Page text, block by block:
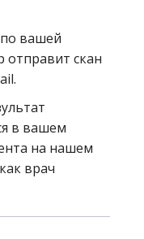
вашей
отправит скан
в вашем
на нашем
врач